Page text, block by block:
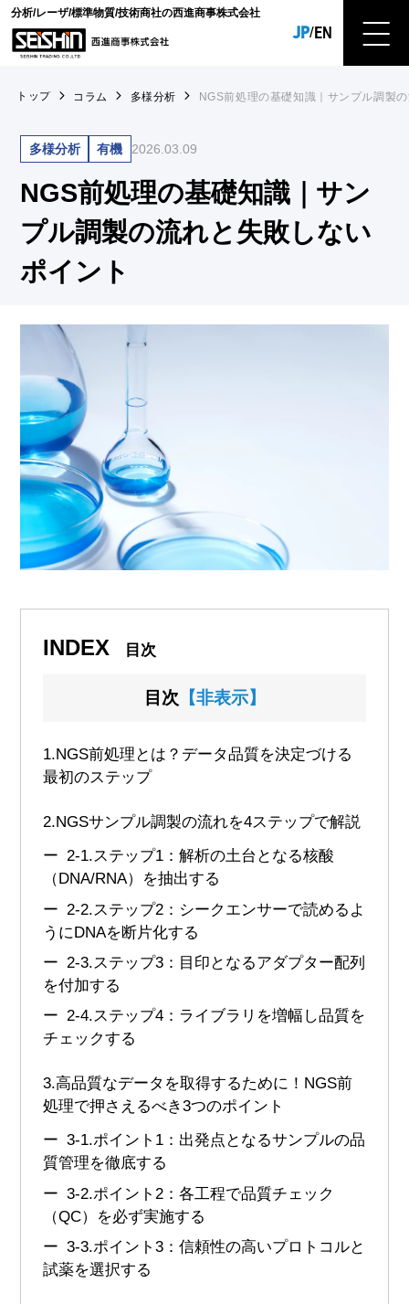
分析/レーザ/標準物質/技術商社の西進商事株式会社
JP/EN
トップ コラム 多様分析 NGS前処理の基礎知識｜サンプル調製
多様分析 有機 2026.03.09
NGS前処理の基礎知識｜サン
プル調製の流れと失敗しない
ポイント
INDEX 目次
目次 【非表示】
1.NGS前処理とは？データ品質を決定づける
最初のステップ
2.NGSサンプル調製の流れを4ステップで解説
2-1.ステップ1：解析の土台となる核酸
（DNA/RNA）を抽出する
2-2.ステップ2：シークエンサーで読めるよ
うにDNAを断片化する
2-3.ステップ3：目印となるアダプター配列
を付加する
2-4.ステップ4：ライブラリを増幅し品質を
チェックする
3.高品質なデータを取得するために！NGS前
処理で押さえるべき3つのポイント
3-1.ポイント1：出発点となるサンプルの品
質管理を徹底する
3-2.ポイント2：各工程で品質チェック
（QC）を必ず実施する
3-3.ポイント3：信頼性の高いプロトコルと
試薬を選択する